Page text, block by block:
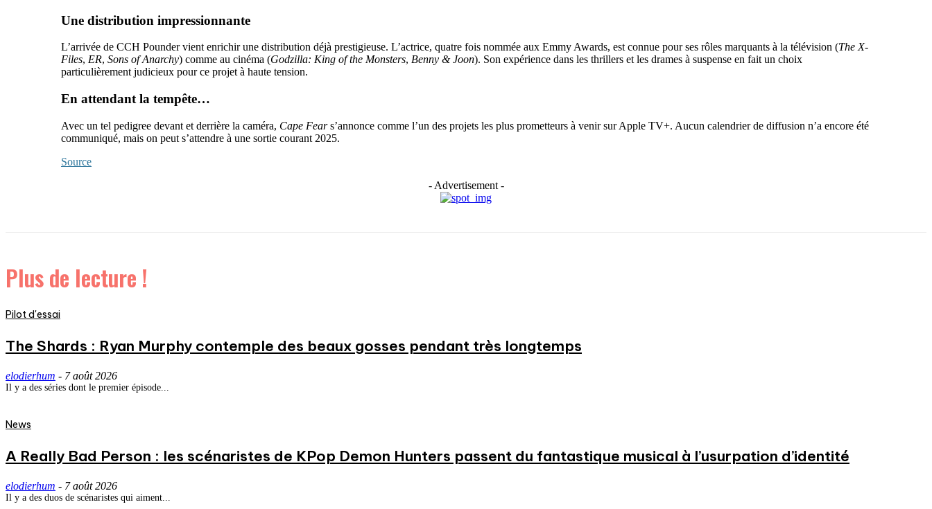
Une distribution impressionnante
L’arrivée de CCH Pounder vient enrichir une distribution déjà prestigieuse. L’actrice, quatre fois nommée aux Emmy Awards, est connue pour ses rôles marquants à la télévision (The X-
Files, ER, Sons of Anarchy) comme au cinéma (Godzilla: King of the Monsters, Benny & Joon). Son expérience dans les thrillers et les drames à suspense en fait un choix
particulièrement judicieux pour ce projet à haute tension.
En attendant la tempête…
Avec un tel pedigree devant et derrière la caméra, Cape Fears’annonce comme l’un des projets les plus prometteurs à venir sur Apple TV+. Aucun calendrier de diffusion n’a encore été
communiqué, mais on peut s’attendre à une sortie courant 2025.
Source
- Advertisement -
Plus de lecture !
Pilot d'essai
The Shards : Ryan Murphy contemple des beaux gosses pendant très longtemps
elodierhum - 7 août 2026
Il y a des séries dont le premier épisode...
News
A Really Bad Person : les scénaristes de KPop Demon Hunters passent du fantastique musical à l’usurpation d’identité
elodierhum - 7 août 2026
Il y a des duos de scénaristes qui aiment...